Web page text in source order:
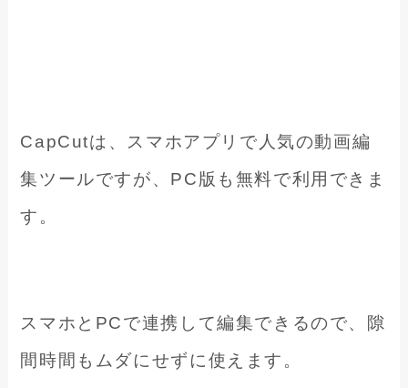
CapCutは、スマホアプリで人気の動画編
集ツールですが、PC版も無料で利用できま
す。
スマホとPCで連携して編集できるので、隙
間時間もムダにせずに使えます。